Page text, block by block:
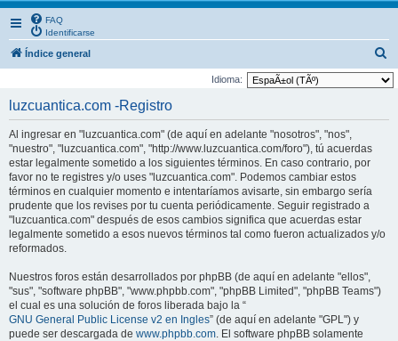
FAQ
Identificarse
Índice general
u
Idioma:
luzcuantica.com -Registro
Al ingresar en "luzcuantica.com" (de aquí en adelante "nosotros", "nos",
"nuestro", "luzcuantica.com", "http://www.luzcuantica.com/foro"), tú acuerdas
estar legalmente sometido a los siguientes términos. En caso contrario, por
favor no te registres y/o uses "luzcuantica.com". Podemos cambiar estos
términos en cualquier momento e intentaríamos avisarte, sin embargo sería
prudente que los revises por tu cuenta periódicamente. Seguir registrado a
"luzcuantica.com" después de esos cambios significa que acuerdas estar
legalmente sometido a esos nuevos términos tal como fueron actualizados y/o
reformados.
Nuestros foros están desarrollados por phpBB (de aquí en adelante "ellos",
"sus", "software phpBB", "www.phpbb.com", "phpBB Limited", "phpBB Teams")
el cual es una solución de foros liberada bajo la “
GNU General Public License v2 en Ingles” (de aquí en adelante "GPL") y
puede ser descargada de www.phpbb.com. El software phpBB solamente